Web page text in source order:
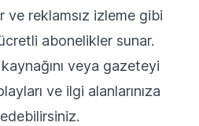
ve reklamsız izleme gibi
abonelikler sunar.
veya gazeteyi
ve ilgi alanlarınıza